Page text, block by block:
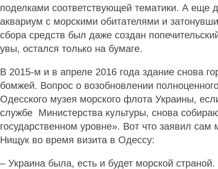
поделками соответствующей тематики. А еще
аквариум с морскими обитателями и
сбора средств был даже создан
увы, остался только на бумаге.
В 2015-м и в апреле 2016 года здание снова
бомжей. Вопрос о возобновлении
Одесского музея морского флота Украины,
службе Министерства культуры, снова
государственном уровне». Вот что заявил сам
Нищук во время визита в Одессу:
– Украина была, есть и будет морской